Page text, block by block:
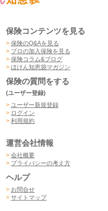
保険コンテンツを見る
> 保険のQ&Aを見る
> プロの加入保険を見る
> 保険コラム&ブログ
> ほけん知恵袋マガジン
保険の質問をする
(ユーザー登録)
> ユーザー新規登録
> ログイン
> 利用規約
運営会社情報
> 会社概要
> プライバシーの考え方
ヘルプ
> お問合せ
> サイトマップ